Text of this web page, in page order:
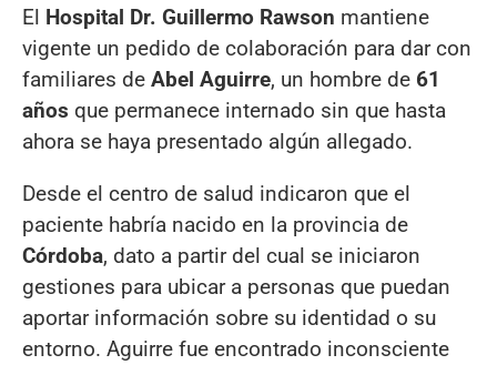
El Hospital Dr. Guillermo Rawson mantiene
vigente un pedido de colaboración para dar con
familiares de Abel Aguirre, un hombre de 61
años que permanece internado sin que hasta
ahora se haya presentado algún allegado.
Desde el centro de salud indicaron que el
paciente habría nacido en la provincia de
Córdoba, dato a partir del cual se iniciaron
gestiones para ubicar a personas que puedan
aportar información sobre su identidad o su
entorno. Aguirre fue encontrado inconsciente